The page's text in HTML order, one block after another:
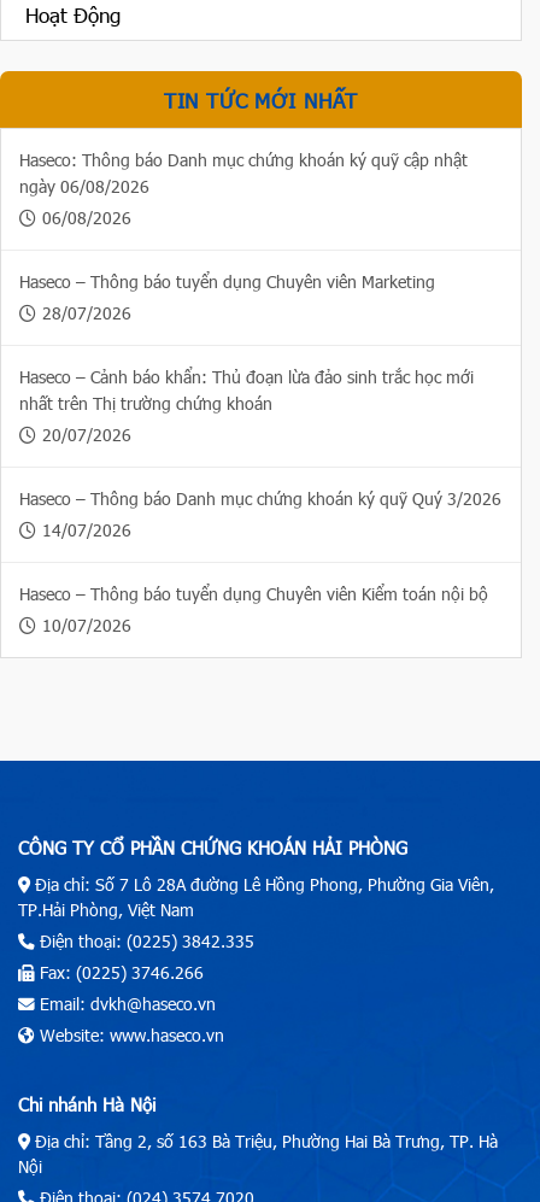
Hoạt Động
TIN TỨC MỚI NHẤT
Haseco: Thông báo Danh mục chứng khoán ký quỹ cập nhật
ngày 06/08/2026
06/08/2026
Haseco – Thông báo tuyển dụng Chuyên viên Marketing
28/07/2026
Haseco – Cảnh báo khẩn: Thủ đoạn lừa đảo sinh trắc học mới
nhất trên Thị trường chứng khoán
20/07/2026
Haseco – Thông báo Danh mục chứng khoán ký quỹ Quý 3/2026
14/07/2026
Haseco – Thông báo tuyển dụng Chuyên viên Kiểm toán nội bộ
10/07/2026
CÔNG TY CỔ PHẦN CHỨNG KHOÁN HẢI PHÒNG
Địa chỉ: Số 7 Lô 28A đường Lê Hồng Phong, Phường Gia Viên,
TP.Hải Phòng, Việt Nam
Điện thoại: (0225) 3842.335
Fax: (0225) 3746.266
Email: dvkh@haseco.vn
Website: www.haseco.vn
Chi nhánh Hà Nội
Địa chỉ: Tầng 2, số 163 Bà Triệu, Phường Hai Bà Trưng, TP. Hà
Nội